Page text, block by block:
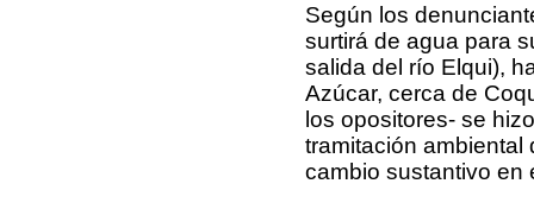
Según los
surtirá de agua para
salida del río Elqui),
Azúcar, cerca de
los opositores- se
tramitación ambiental
cambio sustantivo en